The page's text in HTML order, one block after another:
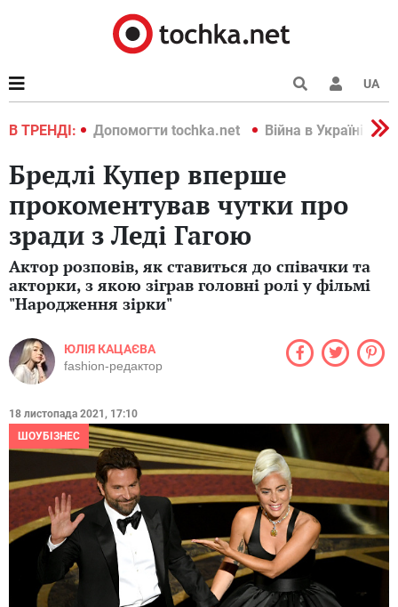
UA
В ТРЕНДІ:
2022 Допомогти tochka.net Війна в Україні 2022
Бредлі Купер вперше
прокоментував чутки про
зради з Леді Гагою
Актор розповів, як ставиться до співачки та
акторки, з якою зіграв головні ролі у фільмі
"Народження зірки"
ЮЛІЯ КАЦАЄВА
fashion-редактор
18 листопада 2021, 17:10
ШОУБІЗНЕС